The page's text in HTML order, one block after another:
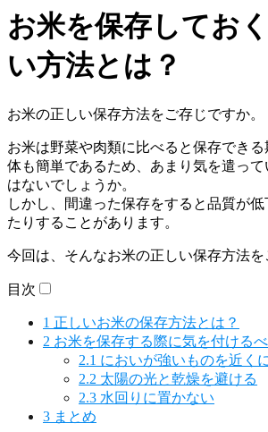
お米を保存してお
い方法とは？
お米の正しい保存方法をご存じですか。
お米は野菜や肉類に比べると保存でき
体も簡単であるため、あまり気を遣っ
はないでしょうか。
しかし、間違った保存をすると品質が
たりすることがあります。
今回は、そんなお米の正しい保存方法を
目次
1 正しいお米の保存方法とは？
2 お米を保存する際に気を付ける
2.1 においが強いものを近く
2.2 太陽の光と乾燥を避ける
2.3 水回りに置かない
3 まとめ